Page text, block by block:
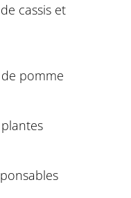
cassis et
pomme